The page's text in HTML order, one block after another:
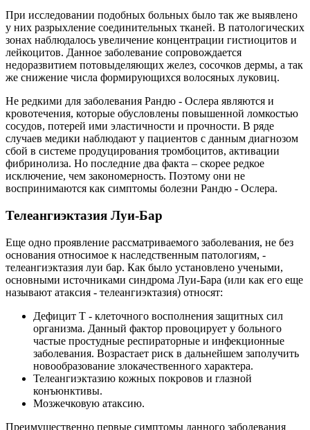
При исследовании подобных больных было так же выявлено
у них разрыхление соединительных тканей. В патологических
зонах наблюдалось увеличение концентрации гистиоцитов и
лейкоцитов. Данное заболевание сопровождается
недоразвитием потовыделяющих желез, сосочков дермы, а так
же снижение числа формирующихся волосяных луковиц.
Не редкими для заболевания Рандю - Ослера являются и
кровотечения, которые обусловлены повышенной ломкостью
сосудов, потерей ими эластичности и прочности. В ряде
случаев медики наблюдают у пациентов с данным диагнозом
сбой в системе продуцирования тромбоцитов, активации
фибринолиза. Но последние два факта – скорее редкое
исключение, чем закономерность. Поэтому они не
воспринимаются как симптомы болезни Рандю - Ослера.
Телеангиэктазия Луи-Бар
Еще одно проявление рассматриваемого заболевания, не без
основания относимое к наследственным патологиям, -
телеангиэктазия луи бар. Как было установлено учеными,
основными источниками синдрома Луи-Бара (или как его еще
называют атаксия - телеангиэктазия) относят:
Дефицит Т - клеточного восполнения защитных сил
организма. Данный фактор провоцирует у больного
частые простудные респираторные и инфекционные
заболевания. Возрастает риск в дальнейшем заполучить
новообразование злокачественного характера.
Телеангиэктазию кожных покровов и глазной
конъюнктивы.
Мозжечковую атаксию.
Преимущественно первые симптомы данного заболевания